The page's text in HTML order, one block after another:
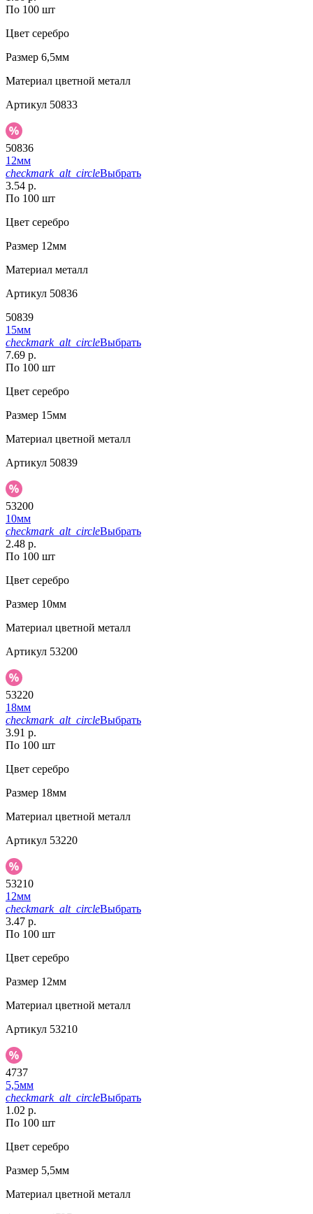
По 100 шт
Цвет серебро
Размер 6,5мм
Материал цветной металл
Артикул 50833
50836
12мм
checkmark_alt_circleВыбрать
3.54 р.
По 100 шт
Цвет серебро
Размер 12мм
Материал металл
Артикул 50836
50839
15мм
checkmark_alt_circleВыбрать
7.69 р.
По 100 шт
Цвет серебро
Размер 15мм
Материал цветной металл
Артикул 50839
53200
10мм
checkmark_alt_circleВыбрать
2.48 р.
По 100 шт
Цвет серебро
Размер 10мм
Материал цветной металл
Артикул 53200
53220
18мм
checkmark_alt_circleВыбрать
3.91 р.
По 100 шт
Цвет серебро
Размер 18мм
Материал цветной металл
Артикул 53220
53210
12мм
checkmark_alt_circleВыбрать
3.47 р.
По 100 шт
Цвет серебро
Размер 12мм
Материал цветной металл
Артикул 53210
4737
5,5мм
checkmark_alt_circleВыбрать
1.02 р.
По 100 шт
Цвет серебро
Размер 5,5мм
Материал цветной металл